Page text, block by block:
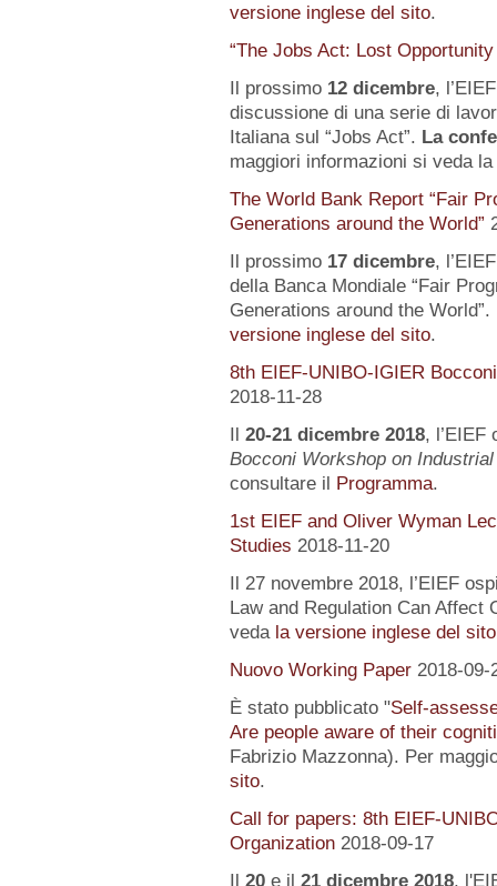
versione inglese del sito.
“The Jobs Act: Lost
Il prossimo 12 dicembre,
discussione di una serie di
Italiana sul “Jobs Act”. La
maggiori informazioni si veda la
The World Bank Report “Fair
Generations around the World”
Il prossimo 17 dicembre,
della Banca Mondiale “Fair
Generations around the
versione inglese del sito.
8th EIEF-UNIBO-IGIER
2018-11-28
Il 20-21 dicembre 2018, l’EIEF
Bocconi Workshop on
consultare il Programma.
1st EIEF and Oliver Wyman
Studies 2018-11-20
Il 27 novembre 2018, l’EIEF
Law and Regulation Can Affect
veda la versione inglese del
Nuovo Working Paper 2018-09-
È stato pubblicato "Self-
Are people aware of their
Fabrizio Mazzonna). Per
sito.
Call for papers: 8th EIEF-
Organization 2018-09-17
Il 20 e il 21 dicembre 2018,